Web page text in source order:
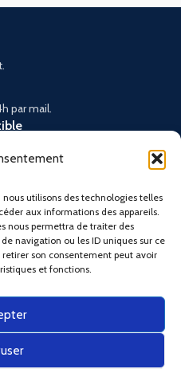
utilisons des technologies telles
aux informations des appareils.
nous permettra de traiter des
navigation ou les ID uniques sur ce
son consentement peut avoir
et fonctions.
par mail.
ouvrées.